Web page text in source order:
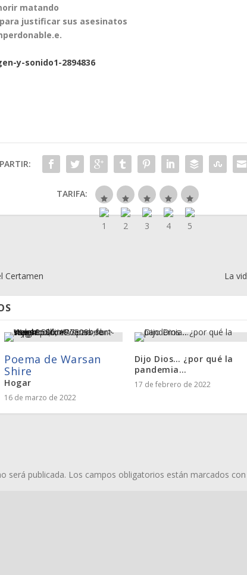
matando
justificar sus asesinatos
e.
TARIFA:
Certamen La
Poema de Warsan
Shire
Hogar
16 de marzo de 2022
Dijo Dios… ¿por qué la
pandemia…
17 de febrero de 2022
será publicada. Los campos obligatorios están marcados